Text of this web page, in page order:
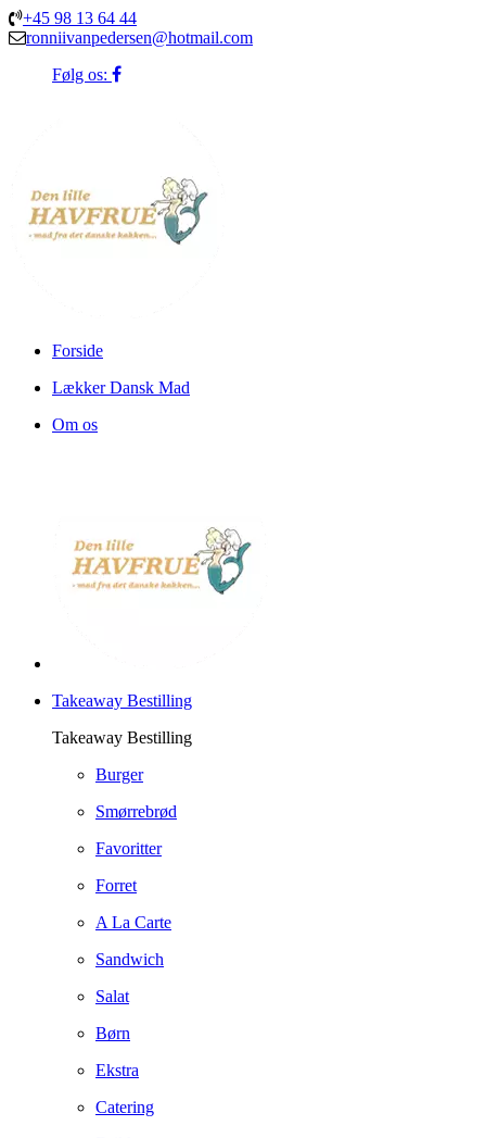
+45 98 13 64 44
ronniivanpedersen@hotmail.com
Følg os:
Forside
Lækker Dansk Mad
Om os
Takeaway Bestilling
Takeaway Bestilling
Burger
Smørrebrød
Favoritter
Forret
A La Carte
Sandwich
Salat
Børn
Ekstra
Catering